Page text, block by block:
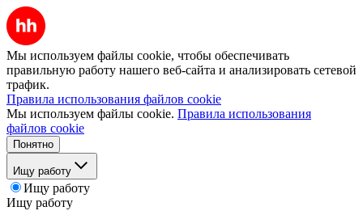
Мы используем файлы cookie, чтобы обеспечивать
правильную работу нашего веб-сайта и анализировать сетевой
трафик.
Правила использования файлов cookie
Мы используем файлы cookie. Правила использования
файлов cookie
Понятно
Ищу работу
Ищу работу
Ищу работу